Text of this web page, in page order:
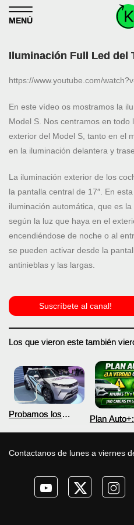
Skip to content
MENÚ
Iluminación Full Led del
https://www.youtube.com/
En este vídeo os mostramos la
Model S. Nos centramos en
exterior del Model S, tanto en el
en la iluminación delantera y
La iluminación exterior de los
la pantalla central de 17″. En
iluminación automática, que es
según la luz que haya en el
encendiéndose de noche o al
se pueden activar desde la
antinieblas y las largas.
Suscríbete al canal!
Los que vieron este también
Probamos los
DM-i y EV con más
Plan
coches
PHEV
Contactanos de lunes a viernes